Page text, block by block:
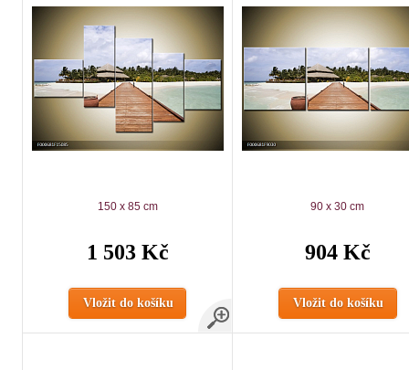
150 x 85 cm
1 503 Kč
Vložit do košíku
90 x 30 cm
904 Kč
Vložit do košíku